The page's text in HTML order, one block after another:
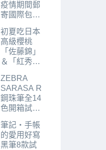
疫情期間郵
寄國際包裹
享｜2020年
2021年
2022年
初夏吃日本
高級櫻桃
「佐藤錦」
＆「紅秀
水果吃吃吃
櫻桃篇
ZEBRA
SARASA R
鋼珠筆全14
色開箱試色
文具「筆
具」篇
筆記・手帳
的愛用好寫
黑筆8款試